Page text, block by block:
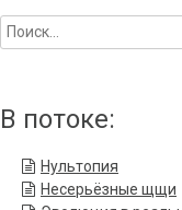
В потоке:
Нультопия
Несерьёзные щщи